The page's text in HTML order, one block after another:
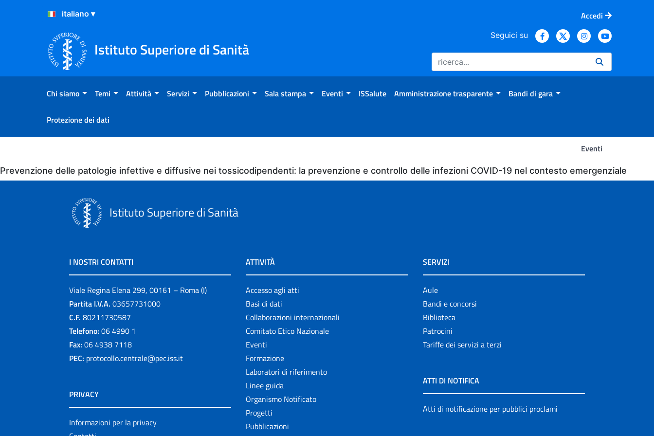
Salta al Contenuto
Salta al Footer
Accedi
Istituto Superiore di Sanità
Seguici su
Chi siamo Temi Attività Servizi Pubblicazioni Sala stampa Eventi ISSalute Amministrazione trasparente Bandi di gara
Protezione dei dati
Eventi
Eventi
Prevenzione delle patologie infettive e diffusive nei tossicodipendenti: la prevenzione e controllo delle infezioni COVID-19 nel contesto emergenziale
Istituto Superiore di Sanità
I NOSTRI CONTATTI
Viale Regina Elena 299, 00161 – Roma (I)
Partita I.V.A. 03657731000
C.F. 80211730587
Telefono: 06 4990 1
Fax: 06 4938 7118
PEC: protocollo.centrale@pec.iss.it
PRIVACY
Informazioni per la privacy
ATTIVITÀ
Accesso agli atti
Basi di dati
Collaborazioni internazionali
Comitato Etico Nazionale
Eventi
Formazione
Laboratori di riferimento
Linee guida
Organismo Notificato
Progetti
Pubblicazioni
SERVIZI
Aule
Bandi e concorsi
Biblioteca
Patrocini
Tariffe dei servizi a terzi
ATTI DI NOTIFICA
Atti di notificazione per pubblici proclami